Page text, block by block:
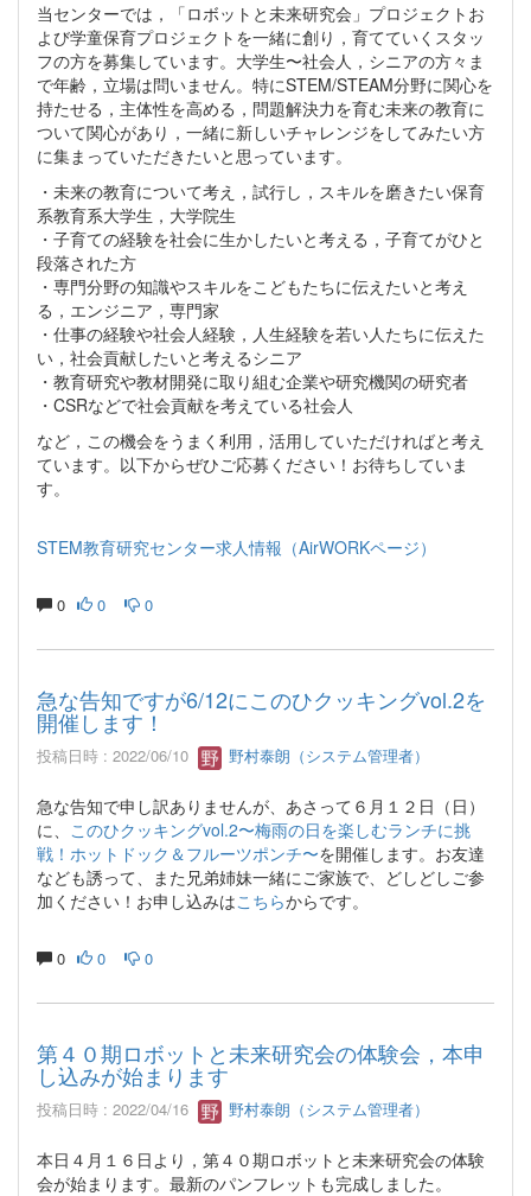
当センターでは，「ロボットと未来研究会」プロジェクトお
よび学童保育プロジェクトを一緒に創り，育てていくスタッ
フの方を募集しています。大学生〜社会人，シニアの方々ま
で年齢，立場は問いません。特にSTEM/STEAM分野に関心を
持たせる，主体性を高める，問題解決力を育む未来の教育に
ついて関心があり，一緒に新しいチャレンジをしてみたい方
に集まっていただきたいと思っています。
・未来の教育について考え，試行し，スキルを磨きたい保育
系教育系大学生，大学院生
・子育ての経験を社会に生かしたいと考える，子育てがひと
段落された方
・専門分野の知識やスキルをこどもたちに伝えたいと考え
る，エンジニア，専門家
・仕事の経験や社会人経験，人生経験を若い人たちに伝えた
い，社会貢献したいと考えるシニア
・教育研究や教材開発に取り組む企業や研究機関の研究者
・CSRなどで社会貢献を考えている社会人
など，この機会をうまく利用，活用していただければと考え
ています。以下からぜひご応募ください！お待ちしていま
す。
STEM教育研究センター求人情報（AirWORKページ）
0 0 0
急な告知ですが6/12にこのひクッキングvol.2を
開催します！
投稿日時 : 2022/06/10 野村泰朗（システム管理者）
急な告知で申し訳ありませんが、あさって６月１２日（日）
に、 このひクッキングvol.2〜梅雨の日を楽しむランチに挑
戦！ホットドック＆フルーツポンチ〜を開催します。お友達
なども誘って、また兄弟姉妹一緒にご家族で、どしどしご参
加ください！お申し込みはこちらからです。
0 0 0
第４０期ロボットと未来研究会の体験会，本申
し込みが始まります
投稿日時 : 2022/04/16 野村泰朗（システム管理者）
本日４月１６日より，第４０期ロボットと未来研究会の体験
会が始まります。最新のパンフレットも完成しました。